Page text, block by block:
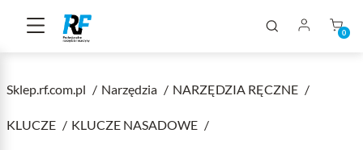
0
Sklep.rf.com.pl Narzędzia NARZĘDZIA RĘCZNE
KLUCZE KLUCZE NASADOWE